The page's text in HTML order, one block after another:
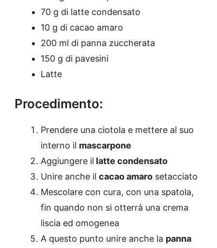
70 g di latte condensato
10 g di cacao amaro
200 ml di panna zuccherata
150 g di pavesini
Latte
Procedimento:
Prendere una ciotola e mettere al suo
interno il mascarpone
Aggiungere il latte condensato
Unire anche il cacao amaro setacciato
Mescolare con cura, con una spatola,
fin quando non si otterrà una crema
liscia ed omogenea
A questo punto unire anche la panna